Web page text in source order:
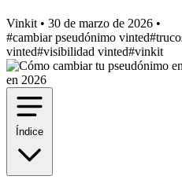
Vinkit • 30 de marzo de 2026 •
#cambiar pseudónimo vinted
vinted#visibilidad vinted#vinkit
Índice